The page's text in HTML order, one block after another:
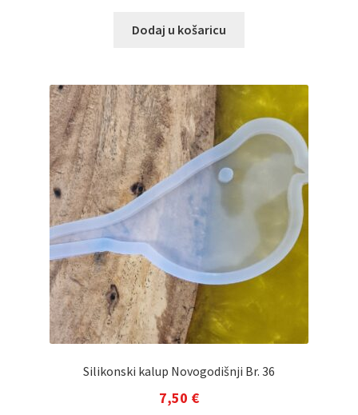
Dodaj u košaricu
Silikonski kalup Novogodišnji Br. 36
7,50 €